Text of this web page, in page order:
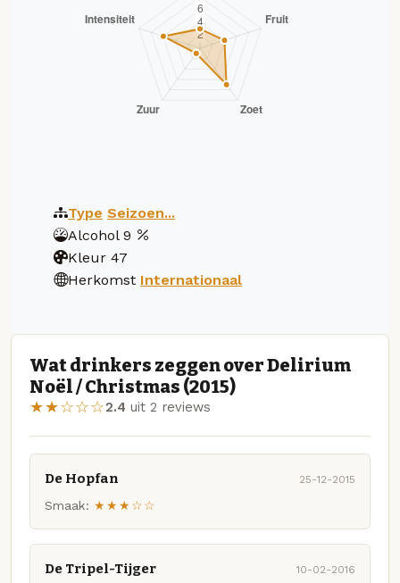
Type Seizoen...
Alcohol 9
Kleur 47
Herkomst Internationaal
Wat drinkers zeggen over Delirium
Noël / Christmas (2015)
★★☆☆☆2.4 uit 2 reviews
De Hopfan 25-12-2015
Smaak: ★★★☆☆
De Tripel-Tijger 10-02-2016